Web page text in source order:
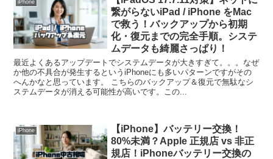
iPhone
繋がらないiPad / iPhone をMac
で救う！バックアップから初期
化・復元までの完全手順。システ
ムデータも綺麗さっぱり！
最近よくあるアップデートでシステムデータが大きすぎて。。。なぜ
か他の不具合が発生するというiPhoneにも多いパターンですがその
へんかなと思っています。 こちらのバックアップ＆復元で無駄なシ
ステムデータが消える可能性が高いです。この...
iPhone
【iPhone】バッテリー交換！
80%未満？Apple 正規店 vs 非正
規店！iPhoneバッテリー交換の